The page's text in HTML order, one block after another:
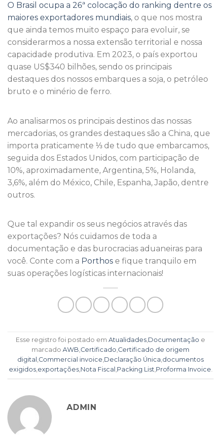
O Brasil ocupa a 26ª colocação do ranking dentre os
maiores exportadores mundiais, o que nos mostra
que ainda temos muito espaço para evoluir, se
considerarmos a nossa extensão territorial e nossa
capacidade produtiva. Em 2023, o país exportou
quase US$340 bilhões, sendo os principais
destaques dos nossos embarques a soja, o petróleo
bruto e o minério de ferro.
Ao analisarmos os principais destinos das nossas
mercadorias, os grandes destaques são a China, que
importa praticamente ⅓ de tudo que embarcamos,
seguida dos Estados Unidos, com participação de
10%, aproximadamente, Argentina, 5%, Holanda,
3,6%, além do México, Chile, Espanha, Japão, dentre
outros.
Que tal expandir os seus negócios através das
exportações? Nós cuidamos de toda a
documentação e das burocracias aduaneiras para
você. Conte com a Porthos e fique tranquilo em
suas operações logísticas internacionais!
Esse registro foi postado em Atualidades Documentação e
marcado AWB Certificado Certificado de origem
digital Commercial invoice Declaração Única documentos
exigidos, exportações, Nota Fiscal Packing List Proforma Invoice
ADMIN